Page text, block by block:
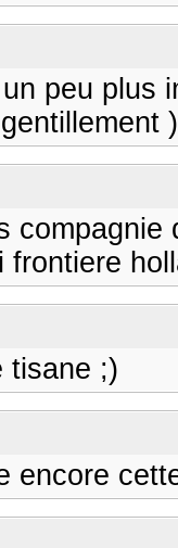
peu plus
frontiere
tisane ;)
encore